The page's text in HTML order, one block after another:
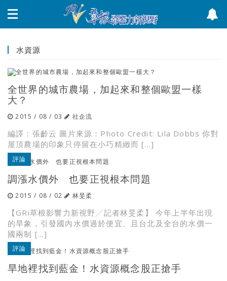
水資源
全世界的城市農場，加起來和整個歐盟一樣
大？
2015 / 08 / 03 社企流
編譯：張齡云 圖片來源：Photo Credit: Lila Dobbs 你對
屋頂農場的印象只停留在小巧精緻而 […]
評論
調漲水價外 也要正視根本問題
2015 / 08 / 02 林旻柔
【GRi草根影響力新視野╱記者林旻柔】 今年上半年出現
的旱象，引發國內水價過於便宜、且台北及全台的水價一
國兩制 […]
評論
旱地裡找到藍金！水資源概念股正搶手